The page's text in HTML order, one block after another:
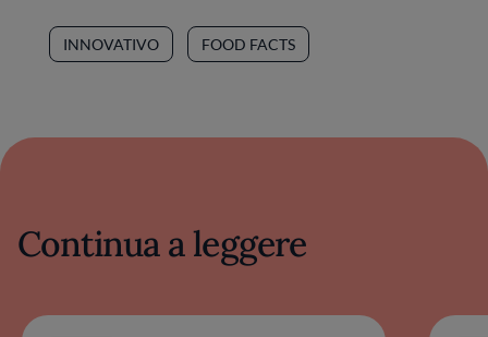
INNOVATIVO FOOD FACTS
Continua a leggere